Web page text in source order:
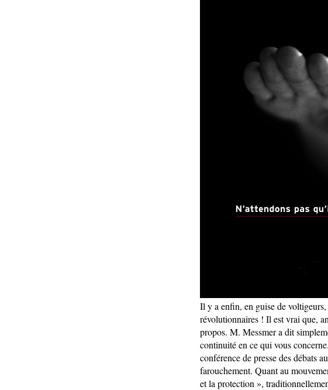
Il y a enfin, en guise de
révolutionnaires ! Il est vrai que,
propos. M. Messmer a dit
continuité en ce qui vous
conférence de presse des débats
farouchement. Quant au
et la protection »,